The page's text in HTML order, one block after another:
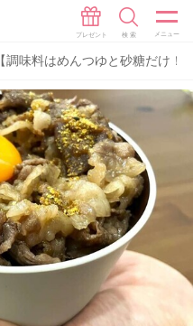
【調味料はめんつゆと砂糖だけ